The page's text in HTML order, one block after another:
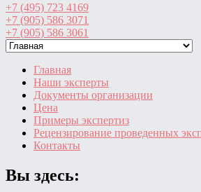
+7 (495) 723 4169
+7 (905) 586 3071
+7 (905) 586 3061
Главная
Наши эксперты
Документы организации
Цена
Примеры экспертиз
Рецензирование проведенных
Контакты
Вы здесь: